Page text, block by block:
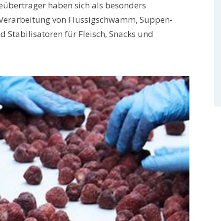
haben sich als besonders
von Flüssigschwamm, Suppen-
Stabilisatoren für Fleisch, Snacks und